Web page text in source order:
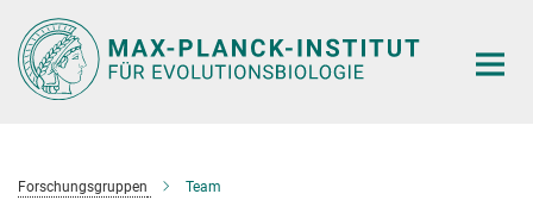
Hauptinhalt
Forschungsgruppen Team